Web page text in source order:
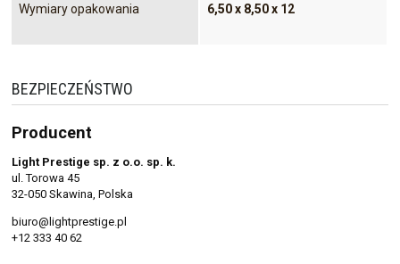
Wymiary opakowania 6,50 x 8,50 x 12
BEZPIECZEŃSTWO
Producent
Light Prestige sp. z o.o. sp. k.
ul. Torowa 45
32-050 Skawina, Polska
biuro@lightprestige.pl
+12 333 40 62